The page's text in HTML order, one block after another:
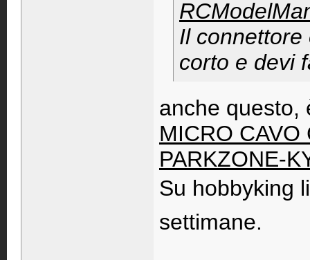
Il
corto e devi
anche
MICRO CAVO
PARKZONE-
Su hobbyking
settimane.